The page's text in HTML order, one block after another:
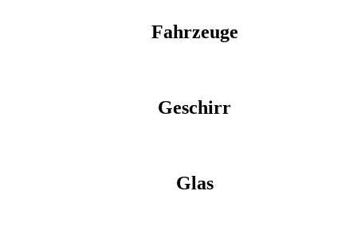
Fahrzeuge
Geschirr
Glas